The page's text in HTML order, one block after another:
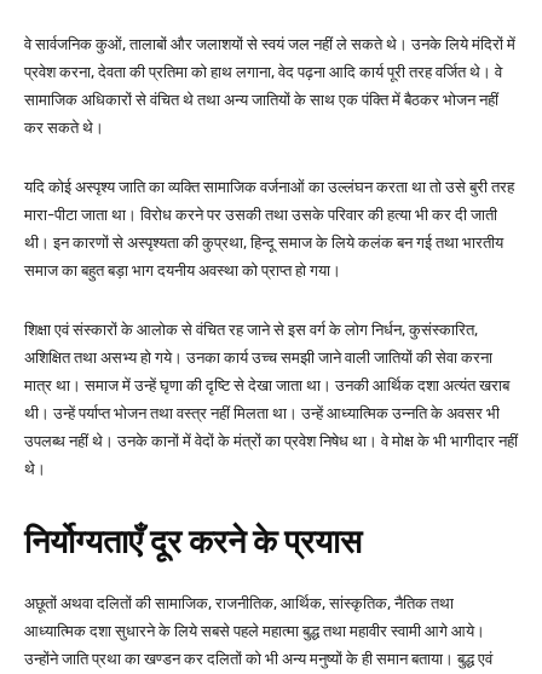
वे सार्वजनिक कुओं, तालाबों और जलाशयों से स्वयं जल नहीं ले सकते थे। उनके लिये मंदिरों में
प्रवेश करना, देवता की प्रतिमा को हाथ लगाना, वेद पढ़ना आदि कार्य पूरी तरह वर्जित थे। वे
सामाजिक अधिकारों से वंचित थे तथा अन्य जातियों के साथ एक पंक्ति में बैठकर भोजन नहीं
कर सकते थे।
यदि कोई अस्पृश्य जाति का व्यक्ति सामाजिक वर्जनाओं का उल्लंघन करता था तो उसे बुरी तरह
मारा-पीटा जाता था। विरोध करने पर उसकी तथा उसके परिवार की हत्या भी कर दी जाती
थी। इन कारणों से अस्पृश्यता की कुप्रथा, हिन्दू समाज के लिये कलंक बन गई तथा भारतीय
समाज का बहुत बड़ा भाग दयनीय अवस्था को प्राप्त हो गया।
शिक्षा एवं संस्कारों के आलोक से वंचित रह जाने से इस वर्ग के लोग निर्धन, कुसंस्कारित,
अशिक्षित तथा असभ्य हो गये। उनका कार्य उच्च समझी जाने वाली जातियों की सेवा करना
मात्र था। समाज में उन्हें घृणा की दृष्टि से देखा जाता था। उनकी आर्थिक दशा अत्यंत खराब
थी। उन्हें पर्याप्त भोजन तथा वस्त्र नहीं मिलता था। उन्हें आध्यात्मिक उन्नति के अवसर भी
उपलब्ध नहीं थे। उनके कानों में वेदों के मंत्रों का प्रवेश निषेध था। वे मोक्ष के भी भागीदार नहीं
थे।
निर्योग्यताएँ दूर करने के प्रयास
अछूतों अथवा दलितों की सामाजिक, राजनीतिक, आर्थिक, सांस्कृतिक, नैतिक तथा
आध्यात्मिक दशा सुधारने के लिये सबसे पहले महात्मा बुद्ध तथा महावीर स्वामी आगे आये।
उन्होंने जाति प्रथा का खण्डन कर दलितों को भी अन्य मनुष्यों के ही समान बताया। बुद्ध एवं